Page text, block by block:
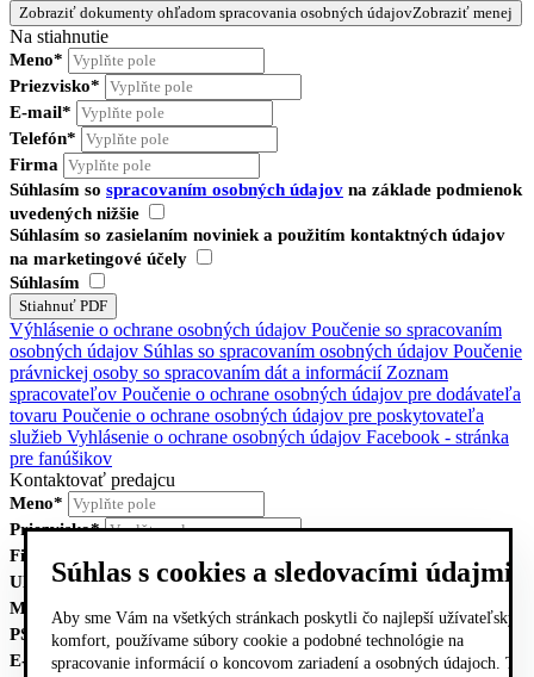
Zobraziť dokumenty ohľadom spracovania osobných údajovZobraziť menej
Na stiahnutie
Meno*
Priezvisko*
E-mail*
Telefón*
Firma
Súhlasím so spracovaním osobných údajov na základe podmienok
uvedených nižšie
Súhlasím so zasielaním noviniek a použitím kontaktných údajov
na marketingové účely
Súhlasím
Výhlásenie o ochrane osobných údajov Poučenie so spracovaním
osobných údajov Súhlas so spracovaním osobných údajov Poučenie
právnickej osoby so spracovaním dát a informácií Zoznam
spracovateľov Poučenie o ochrane osobných údajov pre dodávateľa
tovaru Poučenie o ochrane osobných údajov pre poskytovateľa
služieb Vyhlásenie o ochrane osobných údajov Facebook - stránka
pre fanúšikov
Kontaktovať predajcu
Meno*
Priezvisko*
Firma
Ulica, číslo
Mesto
PSČ
E-mail*
Súhlas s cookies a sledovacími údajmi
Aby sme Vám na všetkých stránkach poskytli čo najlepší užívateľský
komfort, používame súbory cookie a podobné technológie na
spracovanie informácií o koncovom zariadení a osobných údajoch. Tie